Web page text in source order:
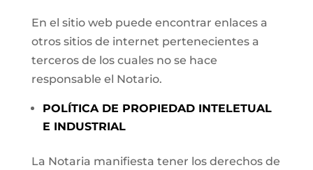
En el sitio web puede encontrar enlaces a
otros sitios de internet pertenecientes a
terceros de los cuales no se hace
responsable el Notario.
POLÍTICA DE PROPIEDAD INTELETUAL
E INDUSTRIAL
La Notaria manifiesta tener los derechos de